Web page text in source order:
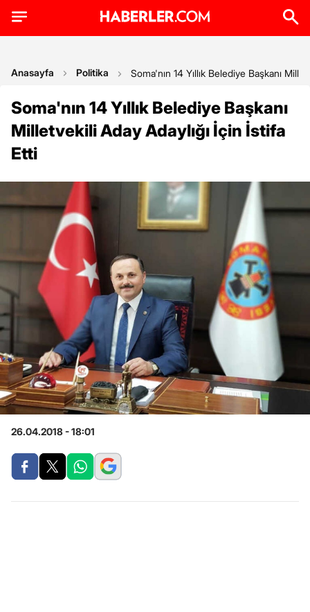
Anasayfa Politika Soma'nın 14 Yıllık Belediye Başkanı
Soma'nın 14 Yıllık Belediye Başkanı
Milletvekili Aday Adaylığı İçin İstifa
Etti
26.04.2018 - 18:01